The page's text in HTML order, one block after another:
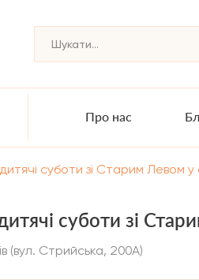
Про нас
суботи зі Старим Левом у
суботи зі
(вул. Стрийська, 200А)